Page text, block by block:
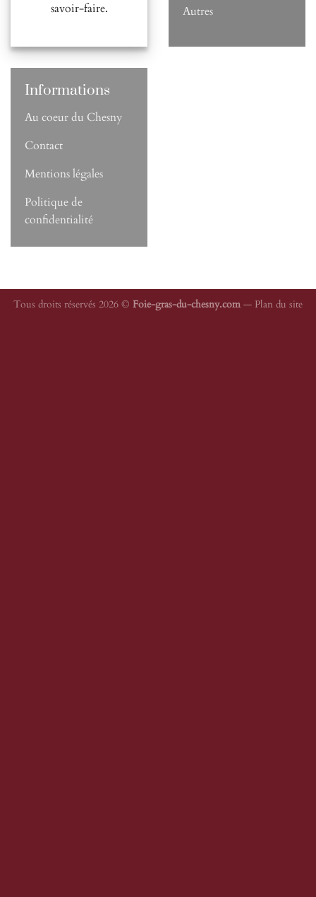
savoir-faire.
Autres
Informations
Au coeur du Chesny
Contact
Mentions légales
Politique de
confidentialité
Tous droits réservés 2026 © Foie-gras-du-chesny.com— Plan du site